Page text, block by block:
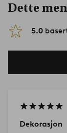
Dette
5.0
Dekorasjon